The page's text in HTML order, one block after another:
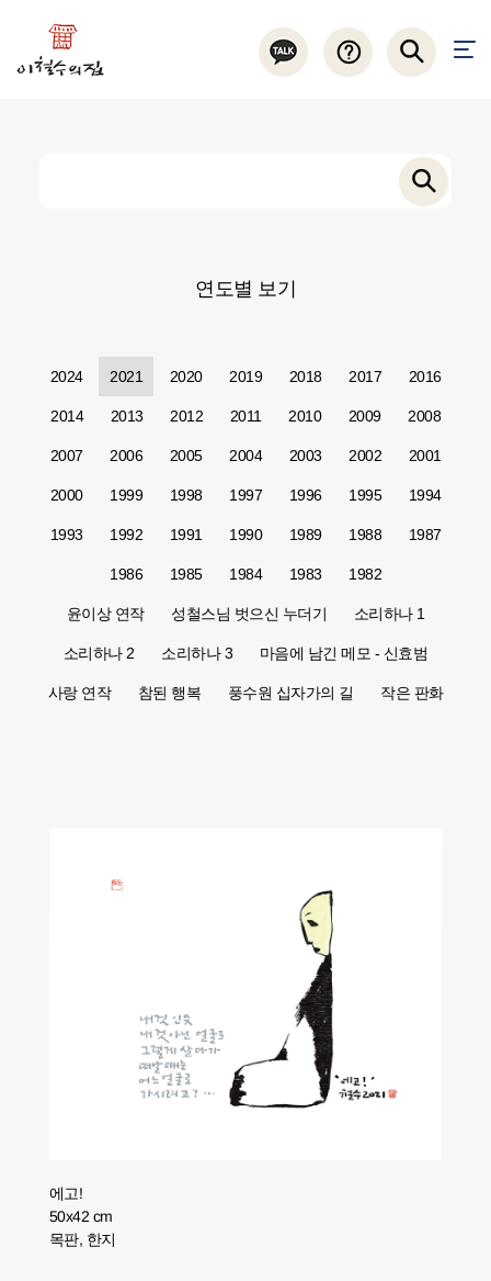
연도별 보기
2024 2021 2020 2019 2018 2017 2016
2014 2013 2012 2011 2010 2009 2008
2007 2006 2005 2004 2003 2002 2001
2000 1999 1998 1997 1996 1995 1994
1993 1992 1991 1990 1989 1988 1987
1986 1985 1984 1983 1982
윤이상 연작 성철스님 벗으신 누더기 소리하나 1
소리하나 2 소리하나 3 마음에 남긴 메모 - 신효범
사랑 연작 참된 행복 풍수원 십자가의 길 작은 판화
에고!
50x42 cm
목판, 한지